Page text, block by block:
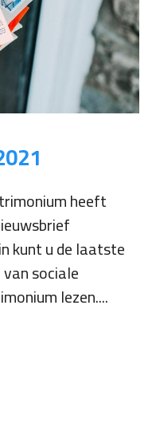
heeft
kunt u de laatste
sociale
lezen....